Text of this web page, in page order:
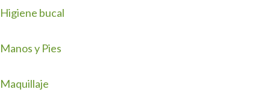
Higiene bucal
Manos y Pies
Maquillaje